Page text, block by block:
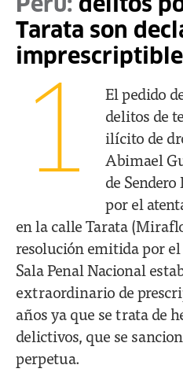
Perú: delitos
Tarata son
1
El pedido
delitos de
ilícito de
Abimael
de
por el
en la calle Tarata
resolución emitida por
Sala Penal Nacional
extraordinario de
años ya que se trata de
delictivos, que se
perpetua.